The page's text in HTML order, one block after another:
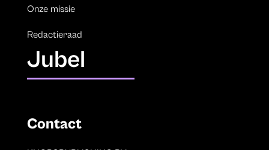
Onze missie
Redactieraad
Jubel
Contact